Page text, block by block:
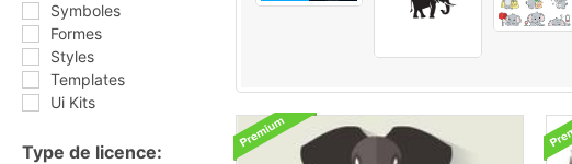
Symboles
Formes
Styles
Templates
Ui Kits
Type de licence: